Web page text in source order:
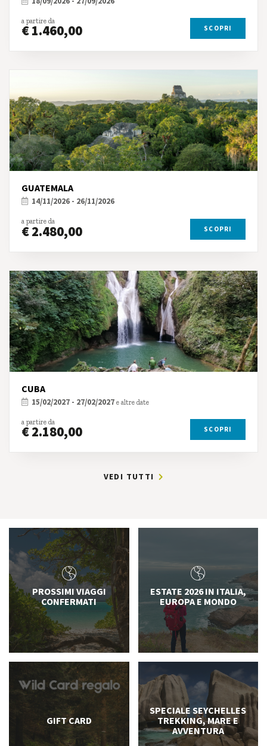
a partire da
€ 1.460,00 SCOPRI
GUATEMALA
14/11/2026 - 26/11/2026
a partire da
€ 2.480,00 SCOPRI
CUBA
15/02/2027 - 27/02/2027e altre date
a partire da
€ 2.180,00 SCOPRI
VEDI TUTTI
PROSSIMI VIAGGI
CONFERMATI
ESTATE 2026 IN ITALIA,
EUROPA E MONDO
GIFT CARD
SPECIALE SEYCHELLES
TREKKING, MARE E
AVVENTURA